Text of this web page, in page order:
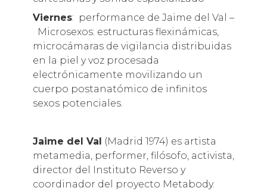
Viernes: performance de Jaime del Val –
Microsexos: estructuras flexinámicas,
microcámaras de vigilancia distribuidas
en la piel y voz procesada
electrónicamente movilizando un
cuerpo postanatómico de infinitos
sexos potenciales.
Jaime del Val (Madrid 1974) es artista
metamedia, performer, filósofo, activista,
director del Instituto Reverso y
coordinador del proyecto Metabody.